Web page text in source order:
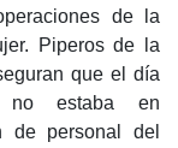
de la
Piperos de la
que el día
no estaba en
de personal del